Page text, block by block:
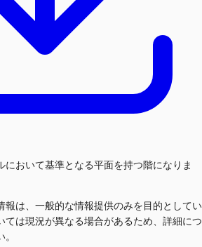
おいて基準となる平面を持つ階になりま
は、一般的な情報提供のみを目的としてい
ては現況が異なる場合があるため、詳細につ